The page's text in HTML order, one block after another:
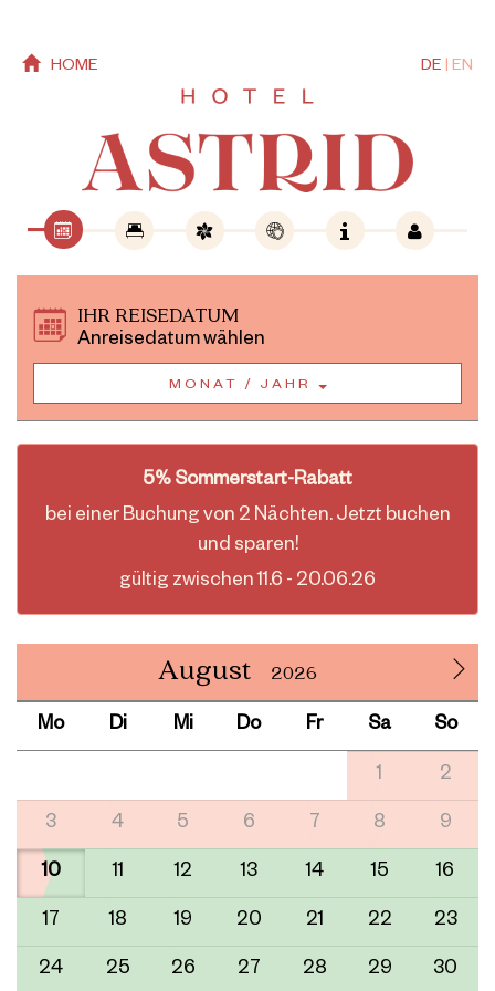
DE | EN
HOME
IHR REISEDATUM
Anreisedatum wählen
MONAT / JAHR
5% Sommerstart-Rabatt
bei einer Buchung von 2 Nächten. Jetzt buchen
und sparen!
gültig zwischen 11.6 - 20.06.26
August 2026
Mo Di Mi Do Fr Sa So
1 2
3 4 5 6 7 8 9
10 11 12 13 14 15 16
17 18 19 20 21 22 23
24 25 26 27 28 29 30